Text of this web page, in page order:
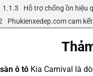
Hỗ trợ chống ồn hiệu
Phukienxedep.com cam
ô tô Kia Carnival là